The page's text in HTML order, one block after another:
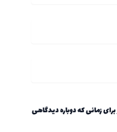
زمانی که دوباره دیدگاهی